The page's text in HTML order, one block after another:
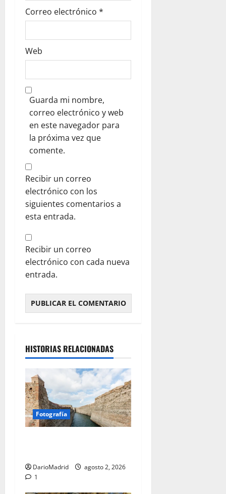
a
s
Correo electrónico *
Web
Guarda mi nombre,
correo electrónico y web
en este navegador para
la próxima vez que
comente.
Recibir un correo
electrónico con los
siguientes comentarios a
esta entrada.
Recibir un correo
electrónico con cada nueva
entrada.
HISTORIAS RELACIONADAS
Fotografía
DarioMadrid
agosto 2, 2026
1